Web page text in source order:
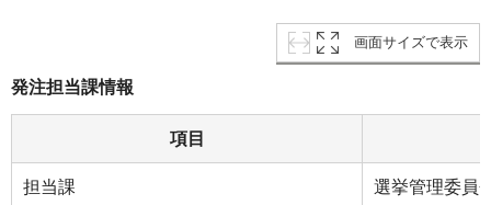
画面サイズで表示
発注担当課情報
項目
担当課 選挙管理委員